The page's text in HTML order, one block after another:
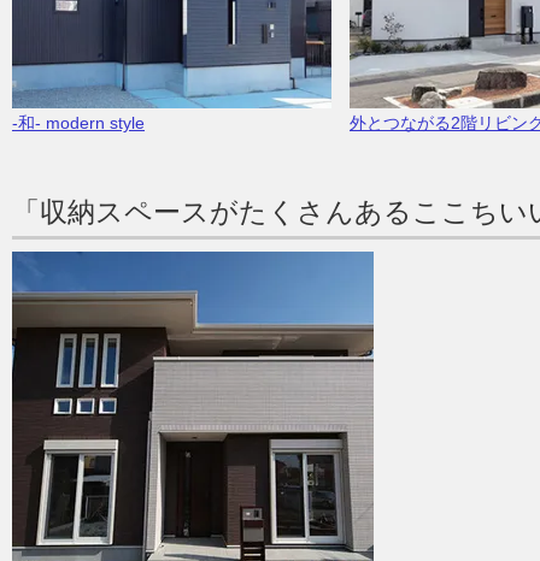
-和- modern style 外とつながる2階リビン
「収納スペースがたくさんあるここち